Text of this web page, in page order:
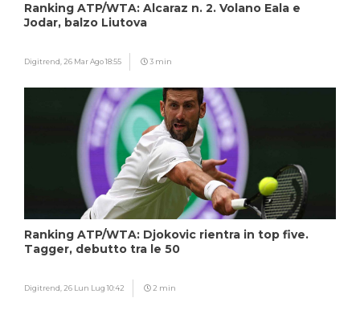
Ranking ATP/WTA: Alcaraz n. 2. Volano Eala e
Jodar, balzo Liutova
Digitrend, 26 Mar Ago 18:55 3 min
Ranking ATP/WTA: Djokovic rientra in top five.
Tagger, debutto tra le 50
Digitrend, 26 Lun Lug 10:42 2 min